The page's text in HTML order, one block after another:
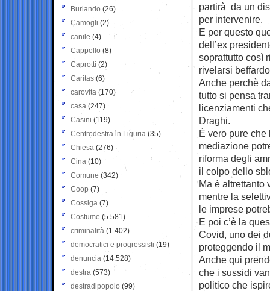
partirà da un
per intervenire.
E per questo
dell’ex
soprattutto così
rivelarsi
Anche perchè
tutto si pensa
licenziamenti
Draghi.
È vero pure che
mediazione
riforma degli
il colpo dello
Ma è altrettanto
mentre la
le imprese
E poi c’è la
Covid, uno dei
proteggendo il
Anche qui
che i sussidi
politico che
Burlando (26)
Camogli (2)
canile (4)
Cappello (8)
Caprotti (2)
Caritas (6)
carovita (170)
casa (247)
Casini (119)
Centrodestra in Liguria (35)
Chiesa (276)
Cina (10)
Comune (342)
Coop (7)
Cossiga (7)
Costume (5.581)
criminalità (1.402)
democratici e progressisti (19)
denuncia (14.528)
destra (573)
destradipopolo (99)